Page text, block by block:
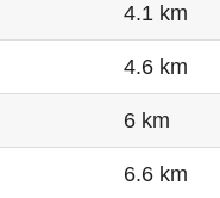
4.1 km
4.6 km
6 km
6.6 km